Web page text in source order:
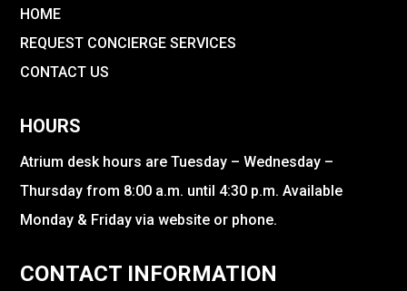
HOME
REQUEST CONCIERGE SERVICES
CONTACT US
HOURS
Atrium desk hours are Tuesday – Wednesday –
Thursday from 8:00 a.m. until 4:30 p.m. Available
Monday & Friday via website or phone.
CONTACT INFORMATION